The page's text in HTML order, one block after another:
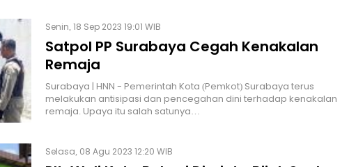
Senin, 18 Sep 2023 19:01 WIB
Satpol PP Surabaya Cegah Kenakalan
Remaja
Surabaya | HNN - Pemerintah Kota (Pemkot) Surabaya terus
melakukan antisipasi dan pencegahan dini terhadap kenakalan
remaja. Upaya itu salah satunya…
Selasa, 08 Agu 2023 12:20 WIB